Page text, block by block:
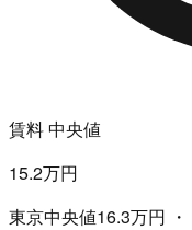
賃料 中央値
15.2万円
東京中央値16.3万円 ・